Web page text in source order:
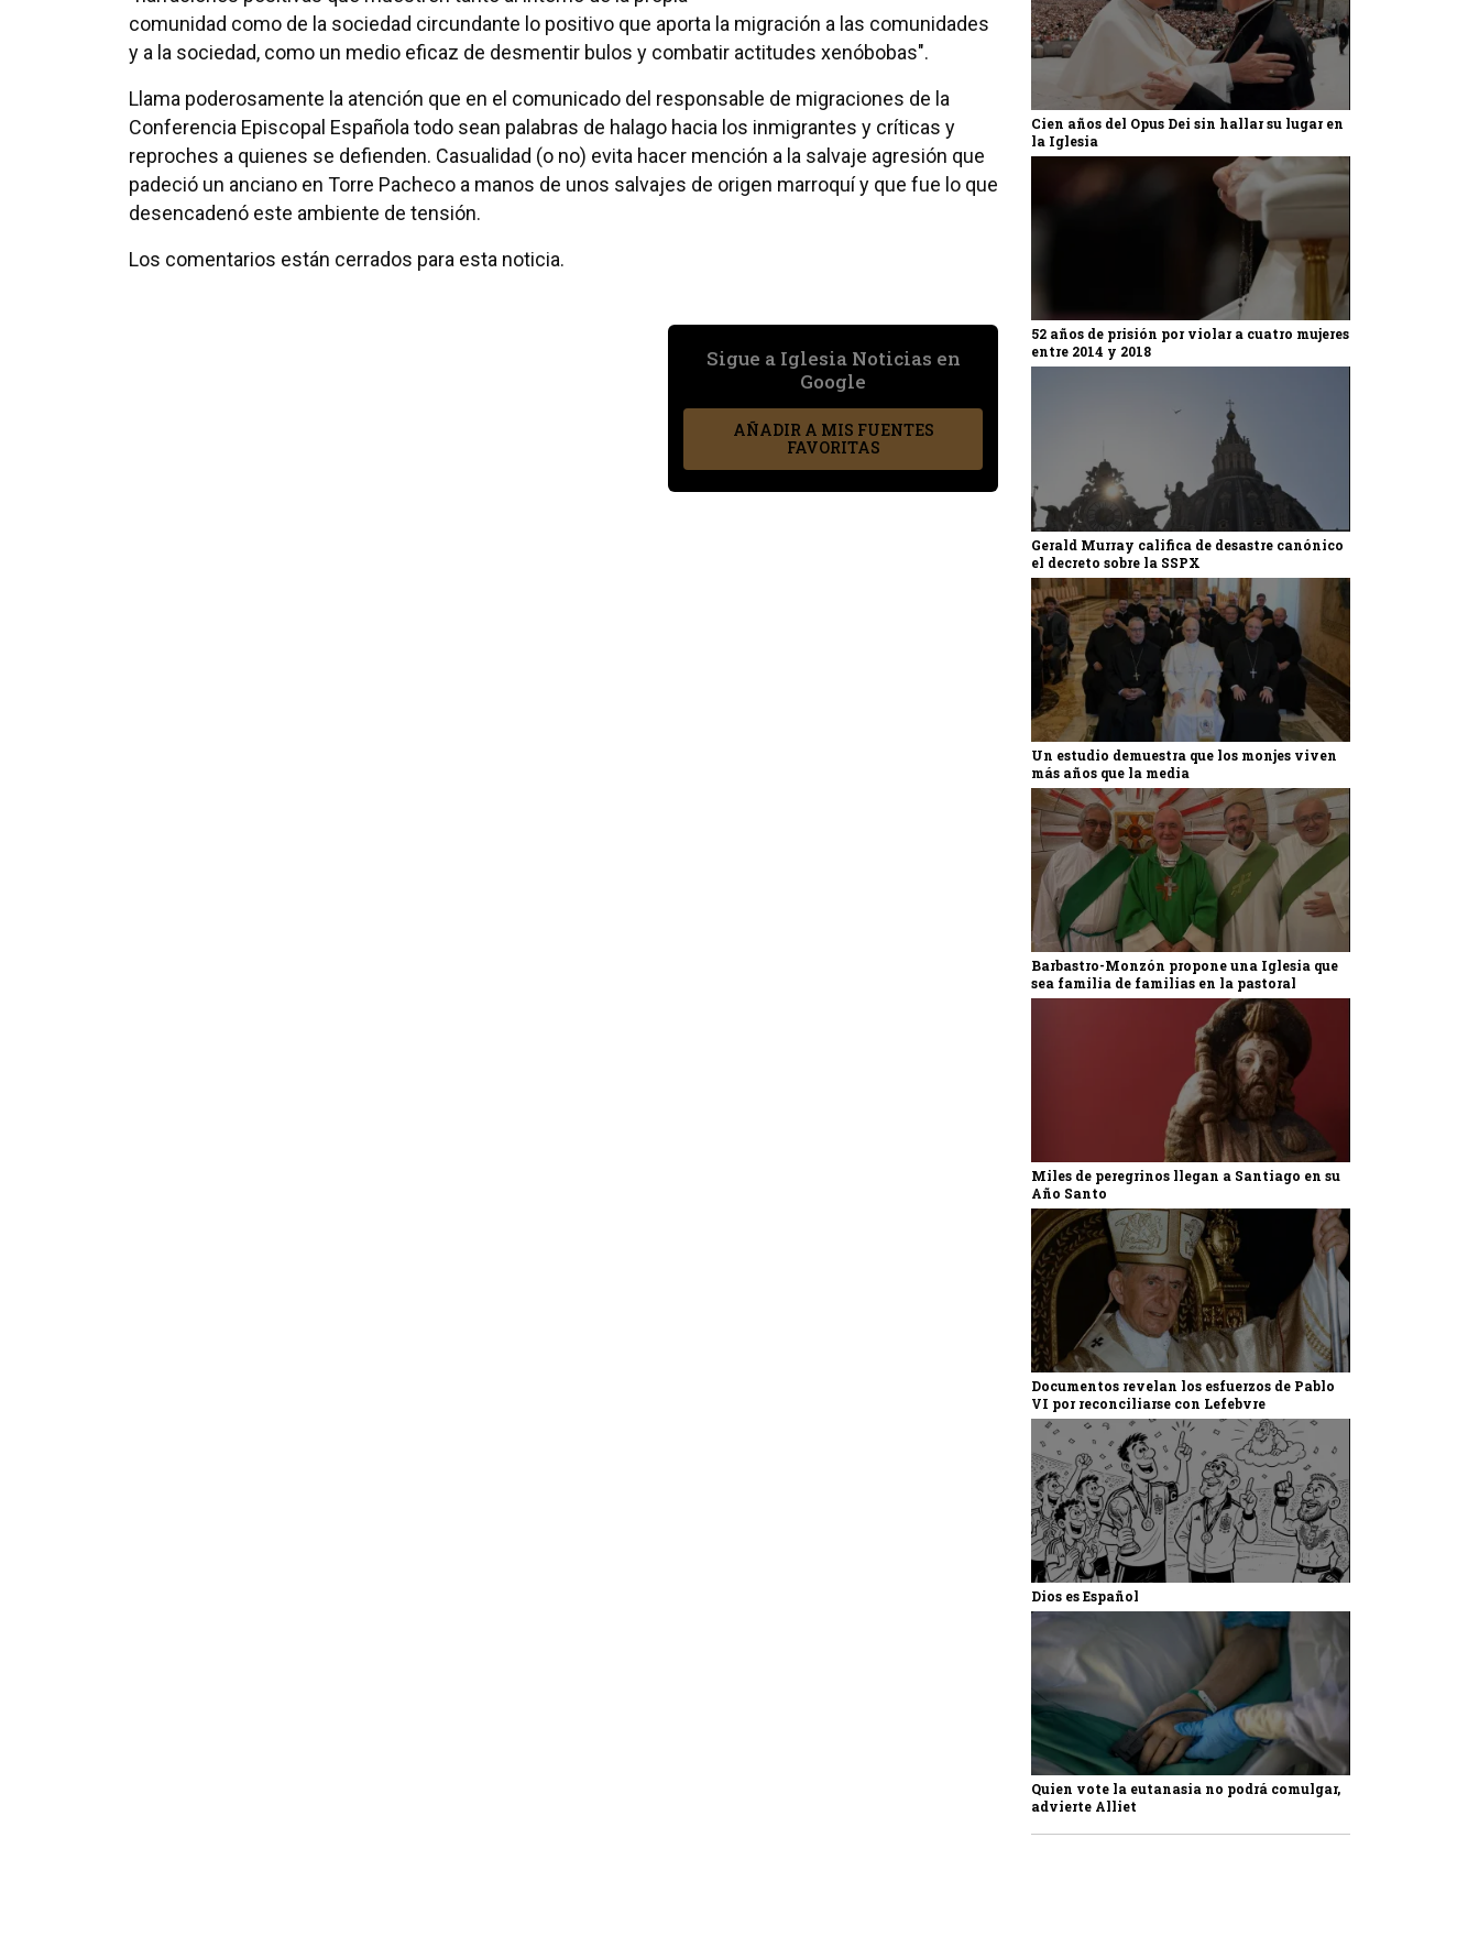
comunidad como de la sociedad circundante lo positivo que aporta la migración a las comunidades
y a la sociedad, como un medio eficaz de desmentir bulos y combatir actitudes xenóbobas".
Llama poderosamente la atención que en el comunicado del responsable de migraciones de la
Conferencia Episcopal Española todo sean palabras de halago hacia los inmigrantes y críticas y
reproches a quienes se defienden. Casualidad (o no) evita hacer mención a la salvaje agresión que
padeció un anciano en Torre Pacheco a manos de unos salvajes de origen marroquí y que fue lo que
desencadenó este ambiente de tensión.
Los comentarios están cerrados para esta noticia.
Sigue a Iglesia Noticias en
Google
AÑADIR A MIS FUENTES
FAVORITAS
Cien años del Opus Dei sin hallar su lugar en
la Iglesia
52 años de prisión por violar a cuatro mujeres
entre 2014 y 2018
Gerald Murray califica de desastre canónico
el decreto sobre la SSPX
Un estudio demuestra que los monjes viven
más años que la media
Barbastro-Monzón propone una Iglesia que
sea familia de familias en la pastoral
Miles de peregrinos llegan a Santiago en su
Año Santo
Documentos revelan los esfuerzos de Pablo
VI por reconciliarse con Lefebvre
Dios es Español
Quien vote la eutanasia no podrá comulgar,
advierte Alliet